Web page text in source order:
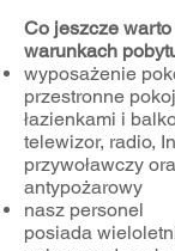
Co jeszcze
warunkach
wyposażenie
przestronne
łazienkami i
telewizor, radio,
przywoławczy
antypożarowy
nasz personel
posiada